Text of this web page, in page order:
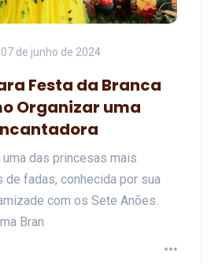
07 de junho de 2024
Festa da Branca
Organizar uma
das princesas mais
fadas, conhecida por sua
com os Sete Anões.
Bran